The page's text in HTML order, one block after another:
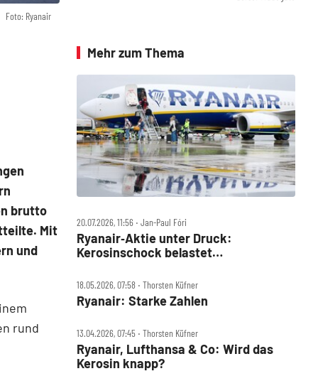
Foto: Ryanair
brutto
Mit
und
rund
Mehr zum Thema
20.07.2026, 11:56 ‧ Jan-Paul Fóri
Ryanair‑Aktie unter Druck:
Kerosinschock belastet
18.05.2026, 07:58 ‧ Thorsten Küfner
Ryanair: Starke Zahlen
13.04.2026, 07:45 ‧ Thorsten Küfner
Ryanair, Lufthansa & Co: Wird das
Kerosin knapp?